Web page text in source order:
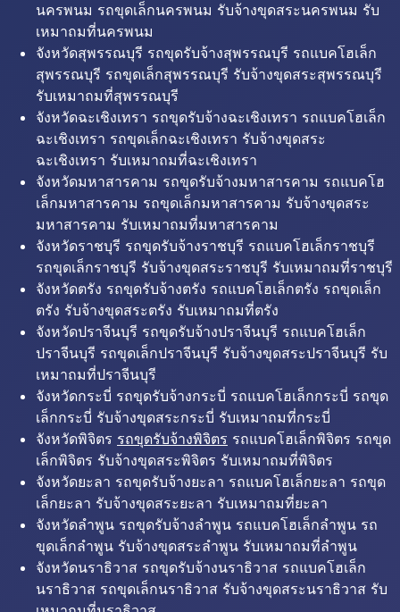
นครพนม รถขุดเล็กนครพนม รับจ้างขุดสระนครพนม รับ
เหมาถมที่นครพนม
จังหวัดสุพรรณบุรี รถขุดรับจ้างสุพรรณบุรี รถแบคโฮเล็ก
สุพรรณบุรี รถขุดเล็กสุพรรณบุรี รับจ้างขุดสระสุพรรณบุรี
รับเหมาถมที่สุพรรณบุรี
จังหวัดฉะเชิงเทรา รถขุดรับจ้างฉะเชิงเทรา รถแบคโฮเล็ก
ฉะเชิงเทรา รถขุดเล็กฉะเชิงเทรา รับจ้างขุดสระ
ฉะเชิงเทรา รับเหมาถมที่ฉะเชิงเทรา
จังหวัดมหาสารคาม รถขุดรับจ้างมหาสารคาม รถแบคโฮ
เล็กมหาสารคาม รถขุดเล็กมหาสารคาม รับจ้างขุดสระ
มหาสารคาม รับเหมาถมที่มหาสารคาม
จังหวัดราชบุรี รถขุดรับจ้างราชบุรี รถแบคโฮเล็กราชบุรี
รถขุดเล็กราชบุรี รับจ้างขุดสระราชบุรี รับเหมาถมที่ราชบุรี
จังหวัดตรัง รถขุดรับจ้างตรัง รถแบคโฮเล็กตรัง รถขุดเล็ก
ตรัง รับจ้างขุดสระตรัง รับเหมาถมที่ตรัง
จังหวัดปราจีนบุรี รถขุดรับจ้างปราจีนบุรี รถแบคโฮเล็ก
ปราจีนบุรี รถขุดเล็กปราจีนบุรี รับจ้างขุดสระปราจีนบุรี รับ
เหมาถมที่ปราจีนบุรี
จังหวัดกระบี่ รถขุดรับจ้างกระบี่ รถแบคโฮเล็กกระบี่ รถขุด
เล็กกระบี่ รับจ้างขุดสระกระบี่ รับเหมาถมที่กระบี่
จังหวัดพิจิตร รถขุดรับจ้างพิจิตร รถแบคโฮเล็กพิจิตร รถขุด
เล็กพิจิตร รับจ้างขุดสระพิจิตร รับเหมาถมที่พิจิตร
จังหวัดยะลา รถขุดรับจ้างยะลา รถแบคโฮเล็กยะลา รถขุด
เล็กยะลา รับจ้างขุดสระยะลา รับเหมาถมที่ยะลา
จังหวัดลำพูน รถขุดรับจ้างลำพูน รถแบคโฮเล็กลำพูน รถ
ขุดเล็กลำพูน รับจ้างขุดสระลำพูน รับเหมาถมที่ลำพูน
จังหวัดนราธิวาส รถขุดรับจ้างนราธิวาส รถแบคโฮเล็ก
นราธิวาส รถขุดเล็กนราธิวาส รับจ้างขุดสระนราธิวาส รับ